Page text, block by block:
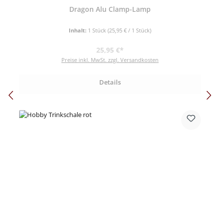
Dragon Alu Clamp-Lamp
Inhalt: 1 Stück (25,95 € / 1 Stück)
Regulärer Preis:
25,95 €*
Preise inkl. MwSt. zzgl. Versandkosten
Details